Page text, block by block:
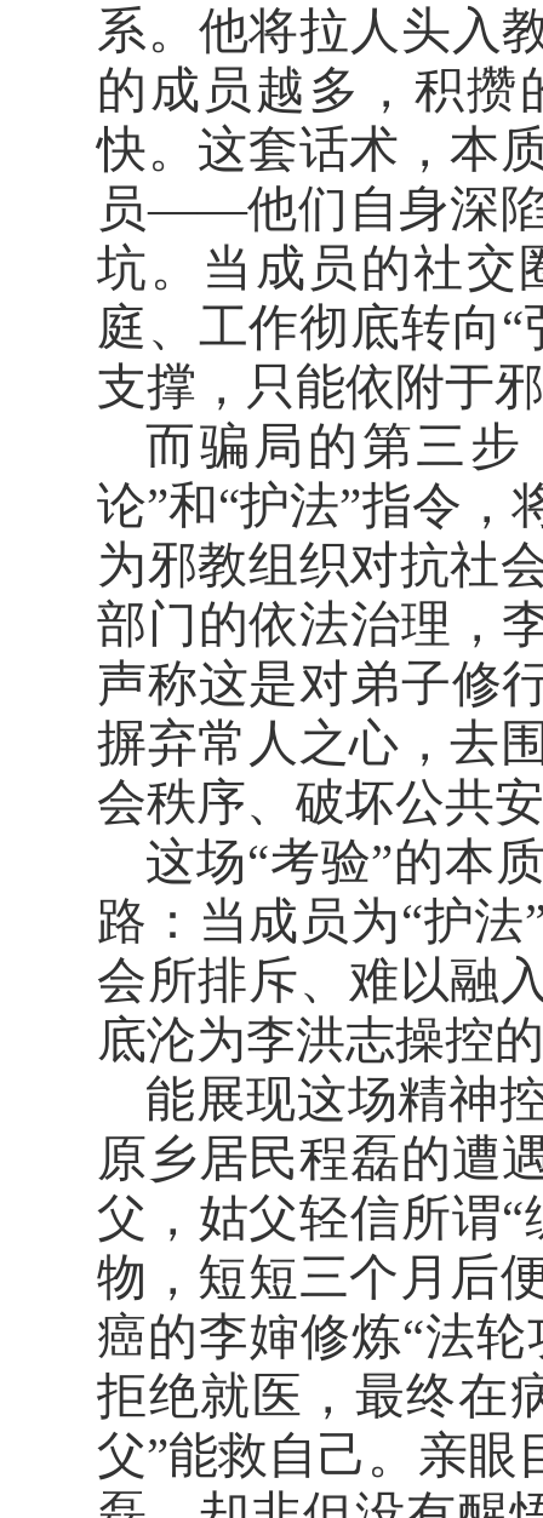
系。他将拉人头入
的成员越多，积攒
快。这套话术，本
员——他们自身深
坑。当成员的社交
庭、工作彻底转向
支撑，只能依附于
而骗局的第三
论”和“护法”指令
为邪教组织对抗社
部门的依法治理，
声称这是对弟子修
摒弃常人之心，去
会秩序、破坏公共
这场“考验”的本
路：当成员为“护
会所排斥、难以融
底沦为李洪志操控
能展现这场精神
原乡居民程磊的遭
父，姑父轻信所谓
物，短短三个月后
癌的李婶修炼“法
拒绝就医，最终在
父”能救自己。亲眼